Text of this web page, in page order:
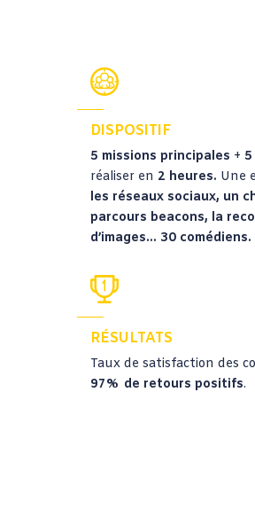
DISPOSITIF
5 missions principales +
réaliser en 2 heures. Une
les réseaux sociaux, un
parcours beacons, la
d’images… 30 comédiens.
RÉSULTATS
Taux de satisfaction des
97% de retours positifs.